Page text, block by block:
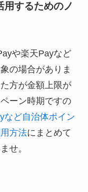
用するためのノ
や楽天Payなど
の場合がありま
方が金額上限が
ーン時期ですの
など自治体ポイン
方法にまとめて
せ。